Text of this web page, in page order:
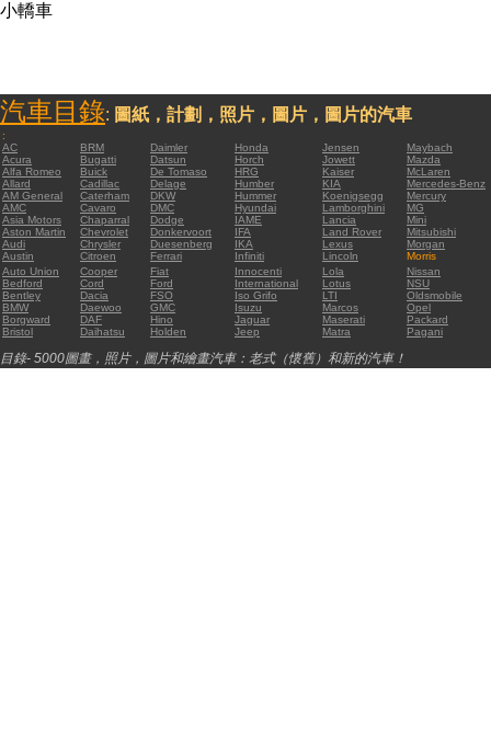
小轎車
汽車目錄: 圖紙，計劃，照片，圖片，圖片的汽車
:
AC
BRM Daimler Honda Jensen
Maybach
Acura
Bugatti Datsun Horch Jowett
Mazda
Alfa Romeo
Buick De Tomaso HRG Kaiser
McLaren
Allard
Cadillac Delage Humber KIA
Mercedes-Benz
AM General
Caterham DKW Hummer Koenigsegg
Mercury
AMC
Cavaro DMC Hyundai Lamborghini
MG
Asia Motors
Chaparral Dodge IAME Lancia
Mini
Aston Martin
Chevrolet Donkervoort IFA Land Rover
Mitsubishi
Audi
Chrysler Duesenberg IKA Lexus
Morgan
Austin
Citroen Ferrari Infiniti Lincoln
Morris
Auto Union
Cooper Fiat Innocenti Lola
Nissan
Bedford
Cord Ford International Lotus
NSU
Bentley
Dacia FSO Iso Grifo LTI
Oldsmobile
BMW
Daewoo GMC Isuzu Marcos
Opel
Borgward
DAF Hino Jaguar Maserati
Packard
Bristol
Daihatsu Holden Jeep Matra Pagani
目錄- 5000圖畫，照片，圖片和繪畫汽車：老式（懷舊）和新的汽車！